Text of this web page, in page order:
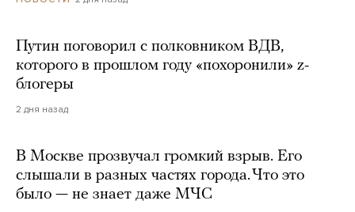
Путин поговорил с полковником ВДВ,
которого в прошлом году «похоронили» z-
блогеры
2 дня назад
В Москве прозвучал громкий взрыв. Его
слышали в разных частях города. Что это
было — не знает даже МЧС